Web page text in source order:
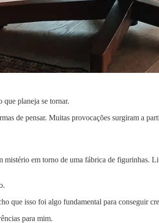
que planeja se tornar.
de pensar. Muitas provocações surgiram a
mistério em torno de uma fábrica de figurinhas.
que isso foi algo fundamental para conseguir
para mim.